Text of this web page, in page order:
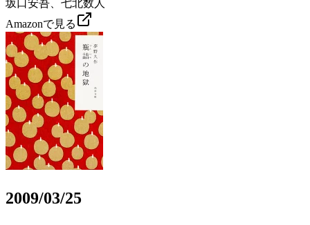
坂口安吾、七北数人
Amazonで見る
2009/03/25